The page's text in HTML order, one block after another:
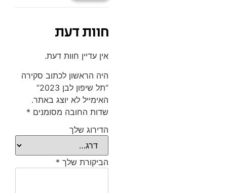
חוות דעת
אין עדיין חוות דעת.
היה הראשון לכתוב סקירה
“תל שיפון לבן 2023”
האימייל לא יוצג באתר.
שדות החובה מסומנים *
הדירוג שלך
הביקורת שלך *